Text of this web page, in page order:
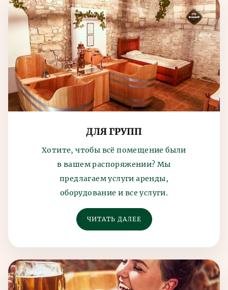
Прочие
услуги
ДЛЯ ГРУПП
Хотите, чтобы всё помещение были
в вашем распоряжении? Мы
предлагаем услуги аренды,
оборудование и все услуги.
ЧИТАТЬ ДАЛЕЕ